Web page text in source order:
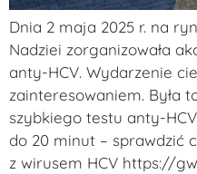
Dnia 2 maja 2025 r. na
Nadziei zorganizowała
anty-HCV. Wydarzenie
zainteresowaniem. Była
szybkiego testu anty-
do 20 minut – sprawdzić
z wirusem HCV https://